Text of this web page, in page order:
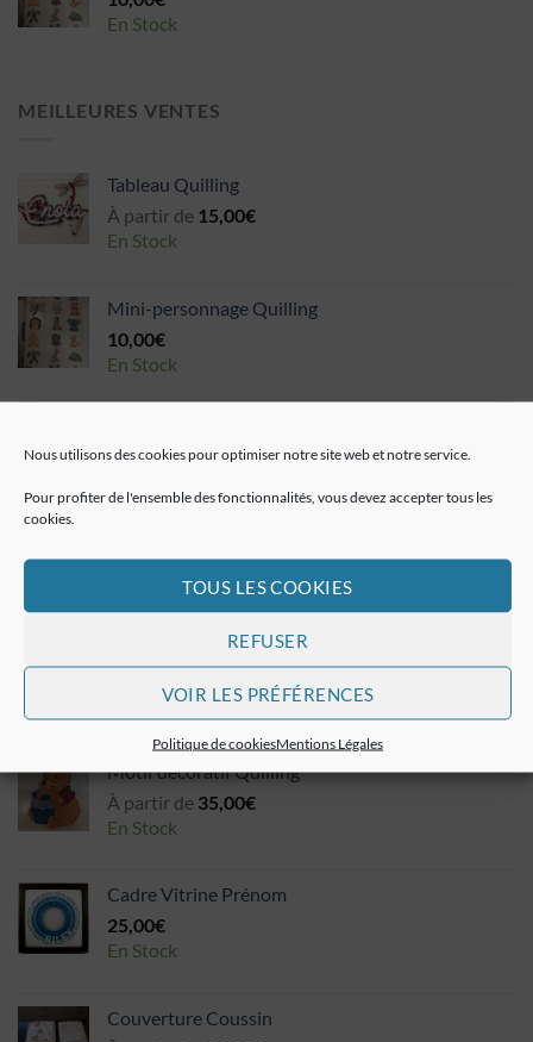
Nous utilisons des cookies pour optimiser notre site web et notre service.
Pour profiter de l'ensemble des fonctionnalités, vous devez accepter tous les
cookies.
TOUS LES COOKIES
REFUSER
VOIR LES PRÉFÉRENCES
Politique de cookiesMentions Légales
En Stock
MEILLEURES VENTES
Tableau Quilling
À partir de 15,00€
En Stock
Mini-personnage Quilling
10,00€
En Stock
20,00€
En rupture
Couverture Coussin
À partir de :25,00€
En Stock
Motif décoratif Quilling
À partir de 35,00€
En Stock
Cadre Vitrine Prénom
25,00€
En Stock
Couverture Coussin